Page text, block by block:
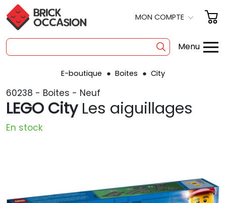
MON COMPTE
Menu
SHOP
BOITES
À LA PIÈCE
PRODUITS DÉRIVÉS
E-boutique Boites City
60238 - Boites - Neuf
LEGO City Les aiguillages
En stock